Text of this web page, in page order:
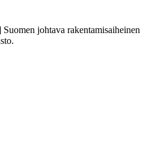
johtava rakentamisaiheinen